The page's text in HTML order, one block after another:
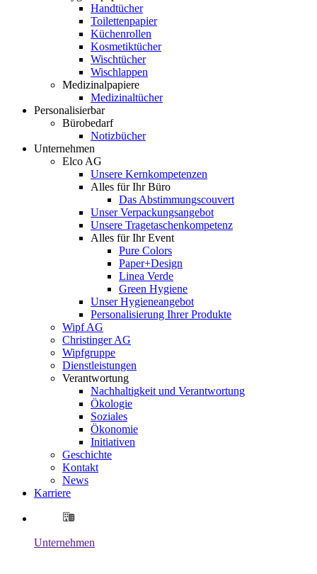
Handtücher
Toilettenpapier
Küchenrollen
Kosmetiktücher
Wischtücher
Wischlappen
Medizinalpapiere
Medizinaltücher
Personalisierbar
Bürobedarf
Notizbücher
Unternehmen
Elco AG
Unsere Kernkompetenzen
Alles für Ihr Büro
Das Abstimmungscouvert
Unser Verpackungsangebot
Unsere Tragetaschenkompetenz
Alles für Ihr Event
Pure Colors
Paper+Design
Linea Verde
Green Hygiene
Unser Hygieneangebot
Personalisierung Ihrer Produkte
Wipf AG
Christinger AG
Wipfgruppe
Dienstleistungen
Verantwortung
Nachhaltigkeit und Verantwortung
Ökologie
Soziales
Ökonomie
Initiativen
Geschichte
Kontakt
News
Karriere
Unternehmen